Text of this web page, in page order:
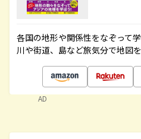
各国の地形や関係性をなぞって
川や街道、島など旅気分で地図
AD